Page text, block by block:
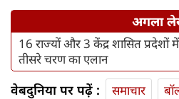
अगला
16 राज्यों और 3 केंद्र शासित
तीसरे चरण का एलान
वेबदुनिया पर पढ़ें : समाचार